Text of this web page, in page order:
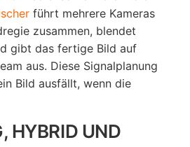
führt mehrere Kameras
zusammen, blendet
gibt das fertige Bild auf
aus. Diese Signalplanung
Bild ausfällt, wenn die
HYBRID UND